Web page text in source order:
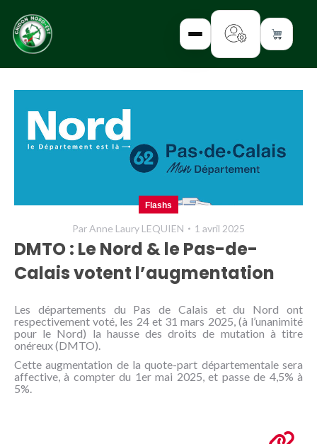
INTERROGEZ-
VOUS
INFORMEZ-
VOUS
NOUS
CONNAÎTRE
CONTACT
Flashs
ParAnne Laury LEQUIEN 1 avril 2025
DMTO : Le Nord & le Pas-de-
Calais votent l’augmentation
Les départements du Pas de Calais et du Nord ont
respectivement voté, les 24 et 31 mars 2025, (à l’unanimité
pour le Nord) la hausse des droits de mutation à titre
onéreux (DMTO).
Cette augmentation de la quote-part départementale sera
affective, à compter du 1er mai 2025, et passe de 4,5% à
5%.